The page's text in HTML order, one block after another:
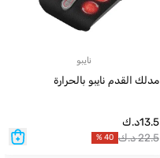
نايبو
مدلك القدم نايبو بالحرارة
13.5د.ك
22.5د.ك 40
%